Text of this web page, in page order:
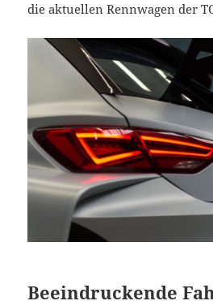
die aktuellen Rennwagen der
Beeindruckende